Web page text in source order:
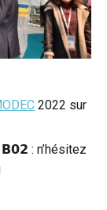
2022 sur
: n’hésitez